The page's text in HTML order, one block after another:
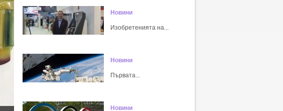
Новини
Изобретенията на...
Новини
Първата...
Новини